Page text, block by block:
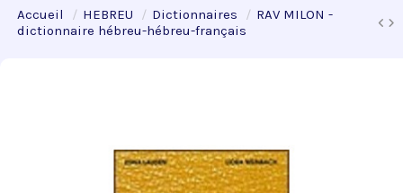
Accueil HEBREU Dictionnaires
RAV MILON -
dictionnaire hébreu-hébreu-français